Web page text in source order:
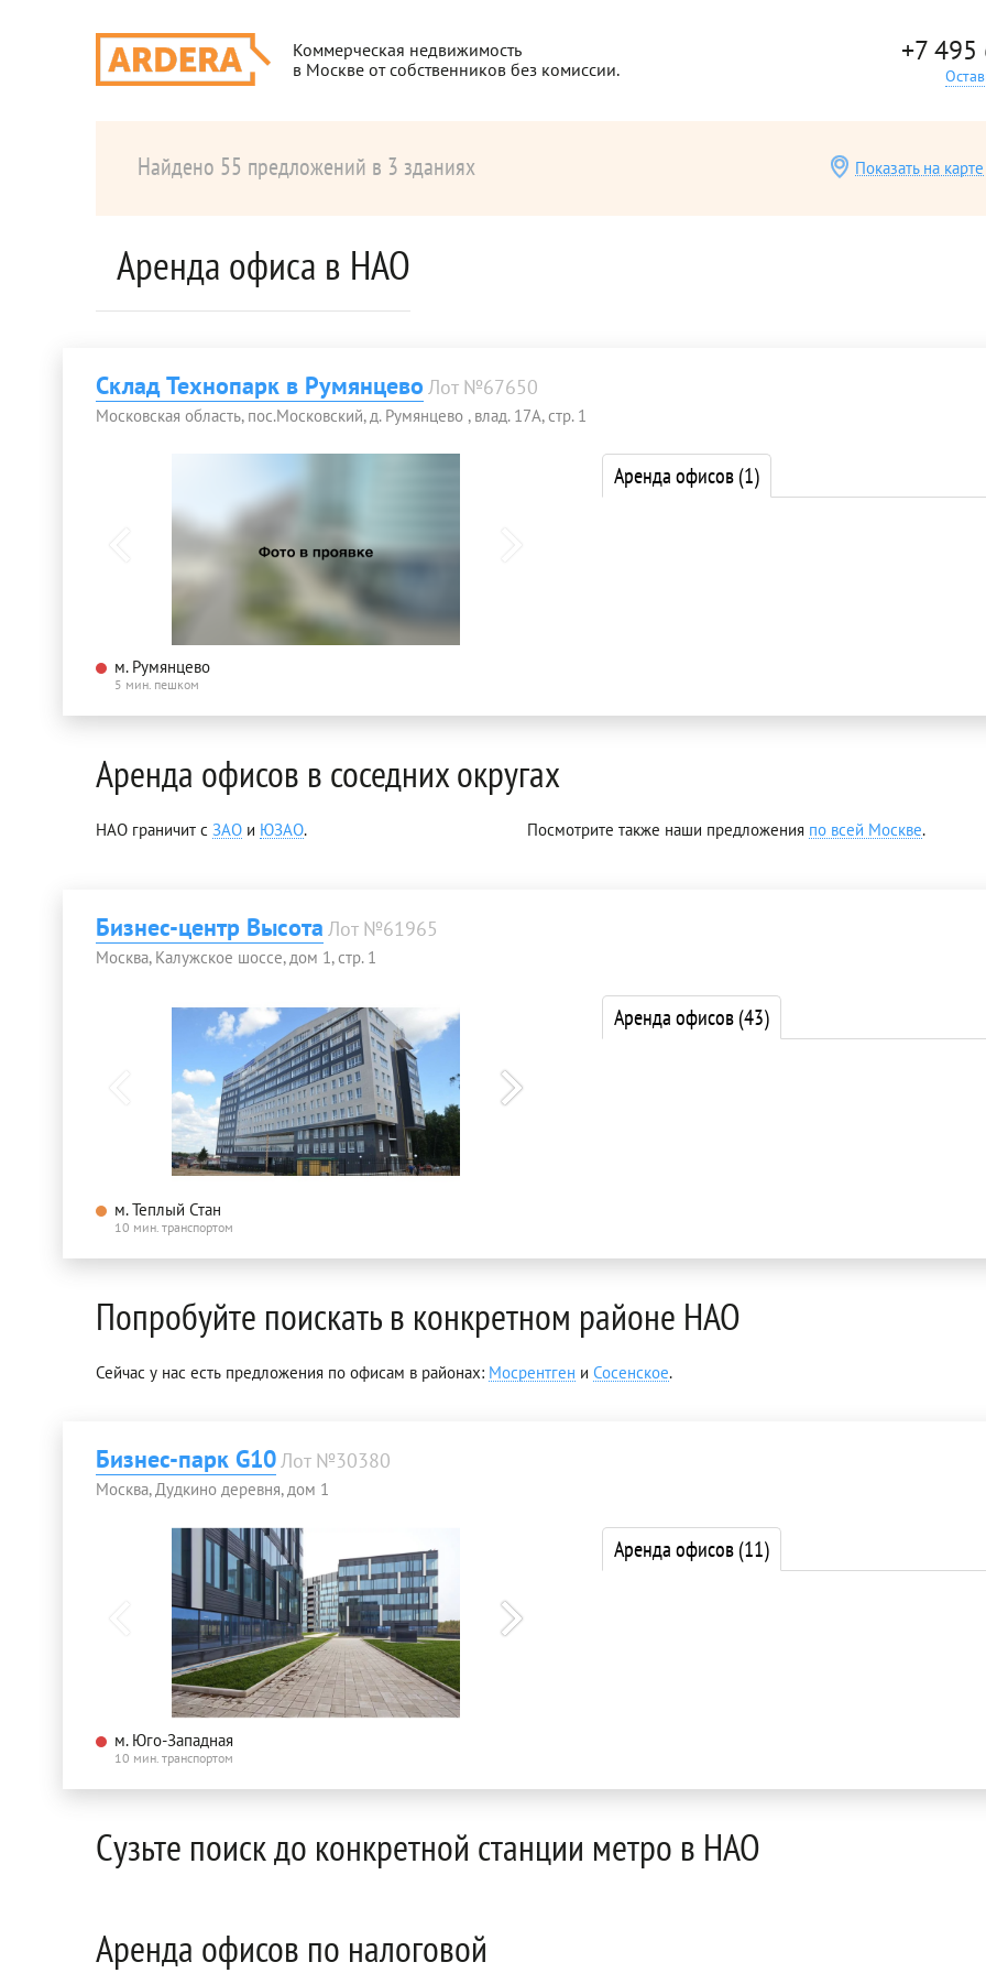
Коммерческая недвижимость
в Москве от собственников без комиссии.
+7
Найдено 55 предложений в 3 зданиях Показать на карте
Аренда офиса в НАО
Склад Технопарк в Румянцево Лот №67650
Московская область, пос.Московский, д. Румянцево , влад. 17А, стр. 1
м. Румянцево
5 мин. пешком
Аренда офисов(1)
Аренда офисов в соседних округах
НАО граничит с ЗАО и ЮЗАО. Посмотрите также наши предложения по всей Москве.
Бизнес-центр Высота Лот №61965
Москва, Калужское шоссе, дом 1, стр. 1
м. Теплый Стан
10 мин. транспортом
Аренда офисов(43)
Попробуйте поискать в конкретном районе НАО
Сейчас у нас есть предложения по офисам в районах: Мосрентген и Сосенское.
Бизнес-парк G10Лот №30380
Москва, Дудкино деревня, дом 1
м. Юго-Западная
10 мин. транспортом
Аренда офисов(11)
Сузьте поиск до конкретной станции метро в НАО
Аренда офисов по налоговой